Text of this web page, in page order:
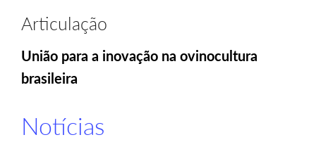
Articulação
União para a inovação na ovinocultura
brasileira
Notícias